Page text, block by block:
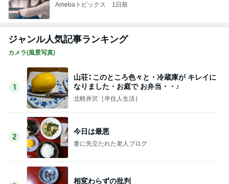
Amebaトピックス 1日前
ジャンル人気記事ランキング
カメラ(風景写真)
1
山荘∶ このところ色々と・冷蔵庫が キレイに
なりました・お庭で お弁当・・♪
北軽井沢［半住人生活］
2
今日は最悪
妻に先立たれた老人ブログ
相変わらずの批判